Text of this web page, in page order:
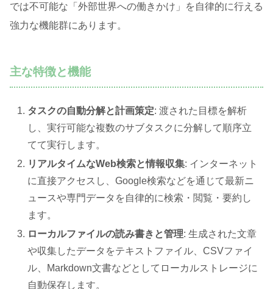
では不可能な「外部世界への働きかけ」を自律的に行える
強力な機能群にあります。
主な特徴と機能
タスクの自動分解と計画策定: 渡された目標を解析
し、実行可能な複数のサブタスクに分解して順序立
てて実行します。
リアルタイムなWeb検索と情報収集: インターネット
に直接アクセスし、Google検索などを通じて最新ニ
ュースや専門データを自律的に検索・閲覧・要約し
ます。
ローカルファイルの読み書きと管理: 生成された文章
や収集したデータをテキストファイル、CSVファイ
ル、Markdown文書などとしてローカルストレージに
自動保存します。